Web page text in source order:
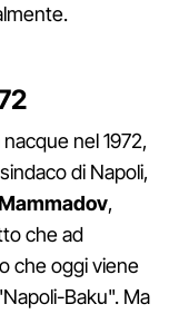
nel 1972,
di Napoli,
,
che ad
che oggi viene
Baku". Ma